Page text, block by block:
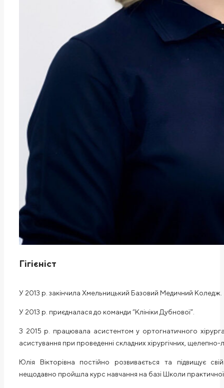
Гігієніст
У 2013 р. закінчила Хмельницький Базовий Медичний Коледж.
У 2013 р. приєдналася до команди “Клініки Дубнової”.
З 2015 р. працювала асистентом у ортогнатичного
асистування при проведенні складних хірургічних,
Юлія Вікторівна постійно розвивається та підвищує
нещодавно пройшла курс навчання на базі Школи